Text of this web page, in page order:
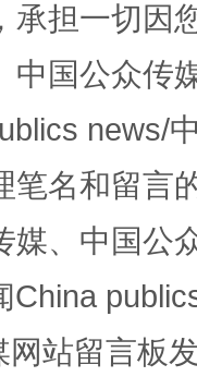
规模
承担一切因
中国公众传
news/
笔名和留言
媒、中国公
China
站留言板